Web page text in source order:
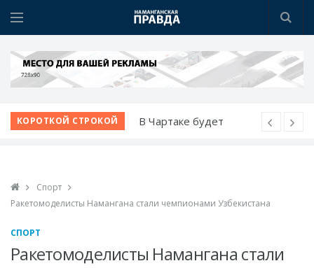
КОРОТКОЙ СТРОКОЙ
В Чартаке будет
Женщины - в центре
Спорт
Ракетомоделисты Намангана стали чемпионами Узбекистана
СПОРТ
Ракетомоделисты Намангана стали